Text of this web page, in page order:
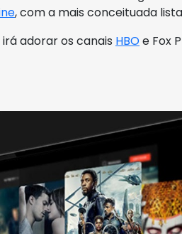
, com a mais conceituada
adorar os canais HBOe Fox